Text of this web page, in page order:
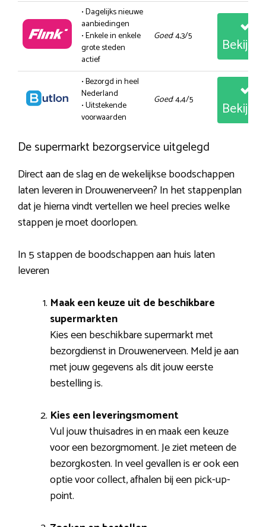
• Dagelijks nieuwe
aanbiedingen
• Enkele in enkele
grote steden
actief
Goed: 4,3/5
• Bezorgd in heel
Nederland
• Uitstekende
voorwaarden
Goed: 4,4/5
De supermarkt bezorgservice uitgelegd
Direct aan de slag en de wekelijkse boodschappen
laten leveren in Drouwenerveen? In het stappenplan
dat je hierna vindt vertellen we heel precies welke
stappen je moet doorlopen.
In 5 stappen de boodschappen aan huis laten
leveren
Maak een keuze uit de beschikbare
supermarkten
Kies een beschikbare supermarkt met
bezorgdienst in Drouwenerveen. Meld je aan
met jouw gegevens als dit jouw eerste
bestelling is.
Kies een leveringsmoment
Vul jouw thuisadres in en maak een keuze
voor een bezorgmoment. Je ziet meteen de
bezorgkosten. In veel gevallen is er ook een
optie voor collect, afhalen bij een pick-up-
point.